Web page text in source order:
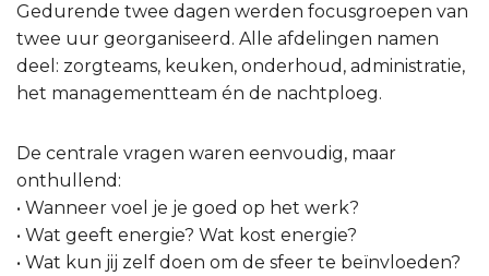
Gedurende twee dagen werden focusgroepen van
twee uur georganiseerd. Alle afdelingen namen
deel: zorgteams, keuken, onderhoud, administratie,
het managementteam én de nachtploeg.
De centrale vragen waren eenvoudig, maar
onthullend:
• Wanneer voel je je goed op het werk?
• Wat geeft energie? Wat kost energie?
• Wat kun jij zelf doen om de sfeer te beïnvloeden?